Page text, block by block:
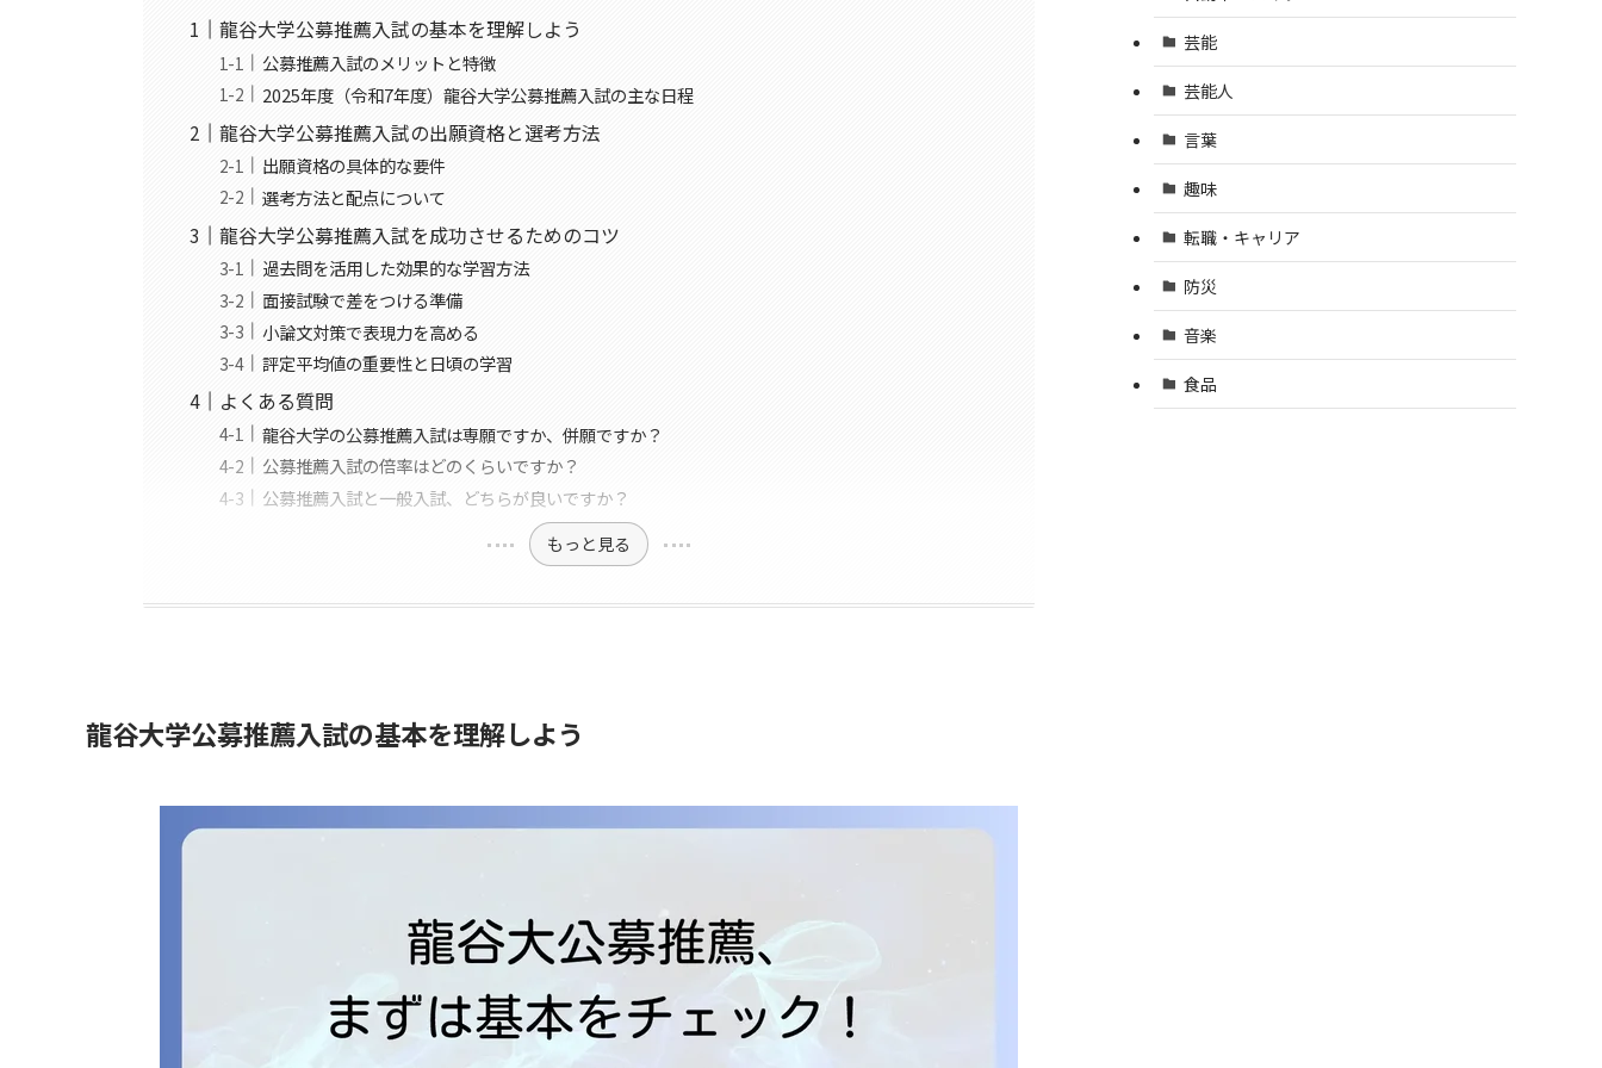
龍谷大学公募推薦入試の基本を理解しよう
公募推薦入試のメリットと特徴
2025年度（令和7年度）龍谷大学公募推薦入試の主な日程
龍谷大学公募推薦入試の出願資格と選考方法
出願資格の具体的な要件
選考方法と配点について
龍谷大学公募推薦入試を成功させるためのコツ
過去問を活用した効果的な学習方法
面接試験で差をつける準備
小論文対策で表現力を高める
評定平均値の重要性と日頃の学習
よくある質問
龍谷大学の公募推薦入試は専願ですか、併願ですか？
公募推薦入試の倍率はどのくらいですか？
公募推薦入試と一般入試、どちらが良いですか？
もっと見る
龍谷大学公募推薦入試の基本を理解しよう
芸能
芸能人
言葉
趣味
転職・キャリア
防災
音楽
食品